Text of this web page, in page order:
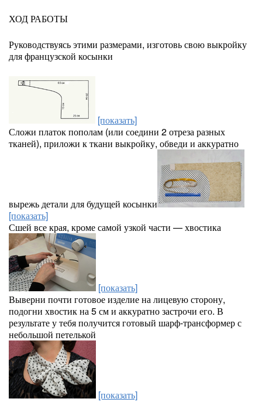
ХОД РАБОТЫ
Руководствуясь этими размерами, изготовь свою выкройку
для французской косынки
[показать]
Сложи платок пополам (или соедини 2 отреза разных
тканей), приложи к ткани выкройку, обведи и аккуратно
вырежь детали для будущей косынки
[показать]
Сшей все края, кроме самой узкой части — хвостика
[показать]
Выверни почти готовое изделие на лицевую сторону,
подогни хвостик на 5 см и аккуратно застрочи его. В
результате у тебя получится готовый шарф-трансформер с
небольшой петелькой
[показать]